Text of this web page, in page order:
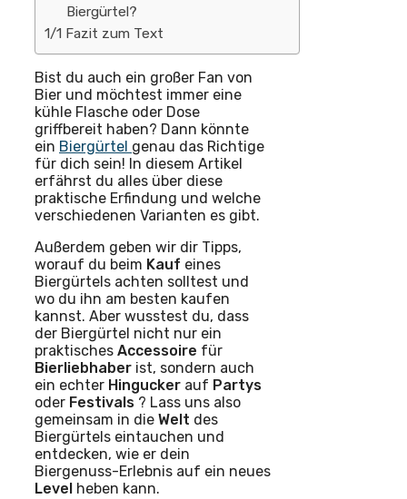
Biergürtel?
1/1 Fazit zum Text
Bist du auch ein großer Fan von
Bier und möchtest immer eine
kühle Flasche oder Dose
griffbereit haben? Dann könnte
ein Biergürtel genau das Richtige
für dich sein! In diesem Artikel
erfährst du alles über diese
praktische Erfindung und welche
verschiedenen Varianten es gibt.
Außerdem geben wir dir Tipps,
worauf du beim Kauf eines
Biergürtels achten solltest und
wo du ihn am besten kaufen
kannst. Aber wusstest du, dass
der Biergürtel nicht nur ein
praktisches Accessoire für
Bierliebhaber ist, sondern auch
ein echter Hingucker auf Partys
oder Festivals ? Lass uns also
gemeinsam in die Welt des
Biergürtels eintauchen und
entdecken, wie er dein
Biergenuss-Erlebnis auf ein neues
Level heben kann.